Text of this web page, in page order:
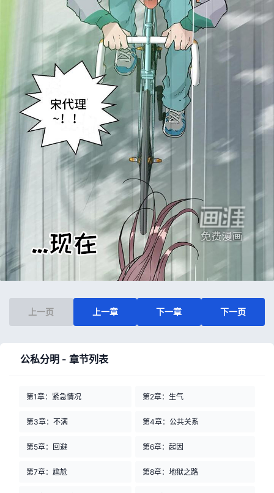
上一页 上一章 下一章 下一页
公私分明 - 章节列表
第1章：紧急情况 第2章：生气
第3章：不满 第4章：公共关系
第5章：回避 第6章：起因
第7章：尴尬 第8章：地狱之路